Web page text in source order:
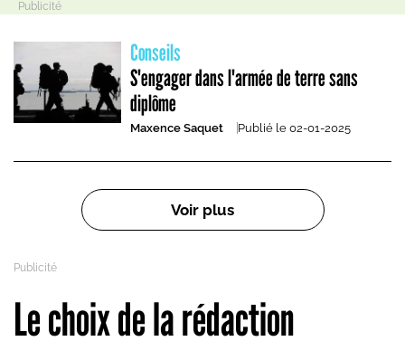
Conseils
S'engager dans l'armée de terre sans
diplôme
Maxence Saquet Publié le 02-01-2025
Pagination
Voir plus
Le choix de la rédaction